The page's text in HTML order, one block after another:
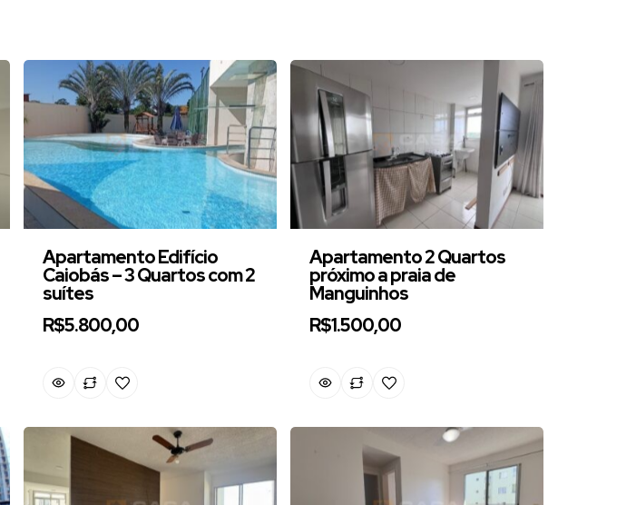
Apartamento Edifício
Caiobás – 3 Quartos com 2
suítes
R$5.800,00
Apartamento 2 Quartos
próximo a praia de
Manguinhos
R$1.500,00